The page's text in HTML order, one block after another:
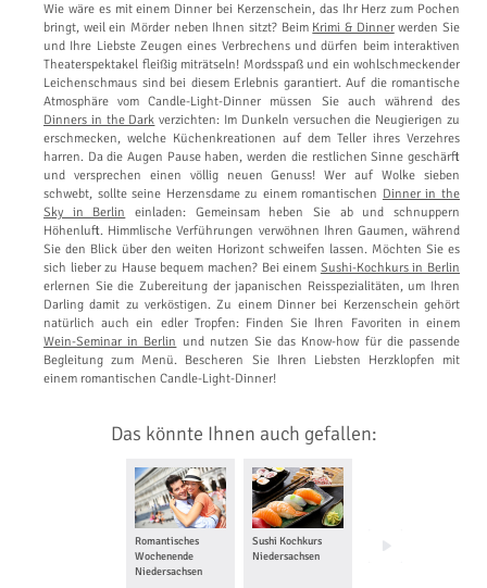
Wie wäre es mit einem Dinner bei Kerzenschein, das Ihr Herz zum Pochen
bringt, weil ein Mörder neben Ihnen sitzt? Beim Krimi & Dinnerwerden Sie
und Ihre Liebste Zeugen eines Verbrechens und dürfen beim interaktiven
Theaterspektakel fleißig miträtseln! Mordsspaß und ein wohlschmeckender
Leichenschmaus sind bei diesem Erlebnis garantiert. Auf die romantische
Atmosphäre vom Candle-Light-Dinner müssen Sie auch während des
Dinners in the Dark verzichten: Im Dunkeln versuchen die Neugierigen zu
erschmecken, welche Küchenkreationen auf dem Teller ihres Verzehres
harren. Da die Augen Pause haben, werden die restlichen Sinne geschärft
und versprechen einen völlig neuen Genuss! Wer auf Wolke sieben
schwebt, sollte seine Herzensdame zu einem romantischen Dinner in the
Sky in Berlin einladen: Gemeinsam heben Sie ab und schnuppern
Höhenluft. Himmlische Verführungen verwöhnen Ihren Gaumen, während
Sie den Blick über den weiten Horizont schweifen lassen. Möchten Sie es
sich lieber zu Hause bequem machen? Bei einem Sushi-Kochkurs in Berlin
erlernen Sie die Zubereitung der japanischen Reisspezialitäten, um Ihren
Darling damit zu verköstigen. Zu einem Dinner bei Kerzenschein gehört
natürlich auch ein edler Tropfen: Finden Sie Ihren Favoriten in einem
Wein-Seminar in Berlin und nutzen Sie das Know-how für die passende
Begleitung zum Menü. Bescheren Sie Ihren Liebsten Herzklopfen mit
einem romantischen Candle-Light-Dinner!
Das könnte Ihnen auch gefallen:
Romantisches
Wochenende
Niedersachsen
Sushi Kochkurs
Niedersachsen
Käse & Wein